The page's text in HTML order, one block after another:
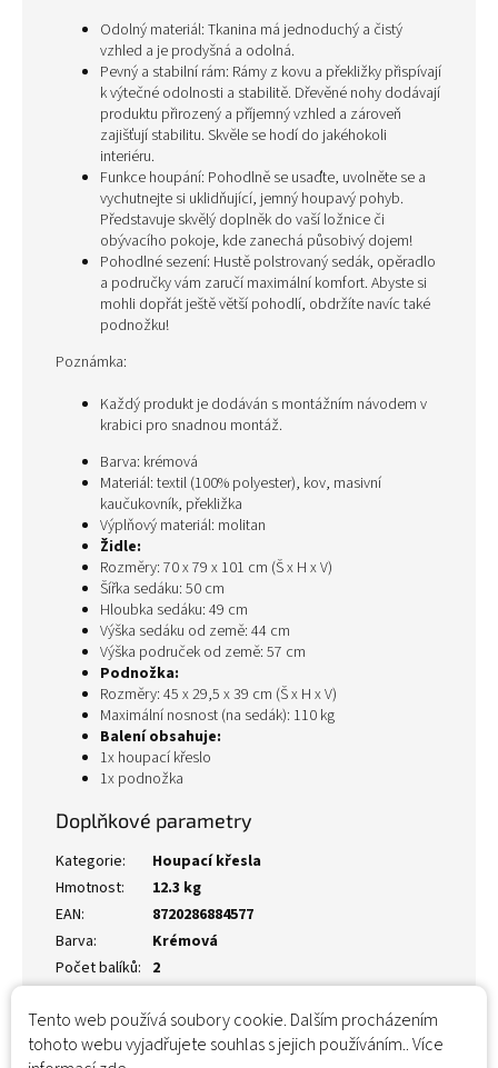
Tento web používá soubory cookie. Dalším procházením
tohoto webu vyjadřujete souhlas s jejich používáním.. Více
Odolný materiál: Tkanina má jednoduchý a čistý
vzhled a je prodyšná a odolná.
Pevný a stabilní rám: Rámy z kovu a překližky přispívají
k výtečné odolnosti a stabilitě. Dřevěné nohy dodávají
produktu přirozený a příjemný vzhled a zároveň
zajišťují stabilitu. Skvěle se hodí do jakéhokoli
interiéru.
Funkce houpání: Pohodlně se usaďte, uvolněte se a
vychutnejte si uklidňující, jemný houpavý pohyb.
Představuje skvělý doplněk do vaší ložnice či
obývacího pokoje, kde zanechá působivý dojem!
Pohodlné sezení: Hustě polstrovaný sedák, opěradlo
a područky vám zaručí maximální komfort. Abyste si
mohli dopřát ještě větší pohodlí, obdržíte navíc také
podnožku!
Poznámka:
Každý produkt je dodáván s montážním návodem v
krabici pro snadnou montáž.
Barva: krémová
Materiál: textil (100% polyester), kov, masivní
kaučukovník, překližka
Výplňový materiál: molitan
Židle:
Rozměry: 70 x 79 x 101 cm (Š x H x V)
Šířka sedáku: 50 cm
Hloubka sedáku: 49 cm
Výška sedáku od země: 44 cm
Výška područek od země: 57 cm
Podnožka:
Rozměry: 45 x 29,5 x 39 cm (Š x H x V)
Maximální nosnost (na sedák): 110 kg
Balení obsahuje:
1x houpací křeslo
1x podnožka
Doplňkové parametry
Kategorie:
Houpací křesla
Hmotnost:
12.3 kg
EAN:
8720286884577
Barva:
Krémová
Počet balíků: 2